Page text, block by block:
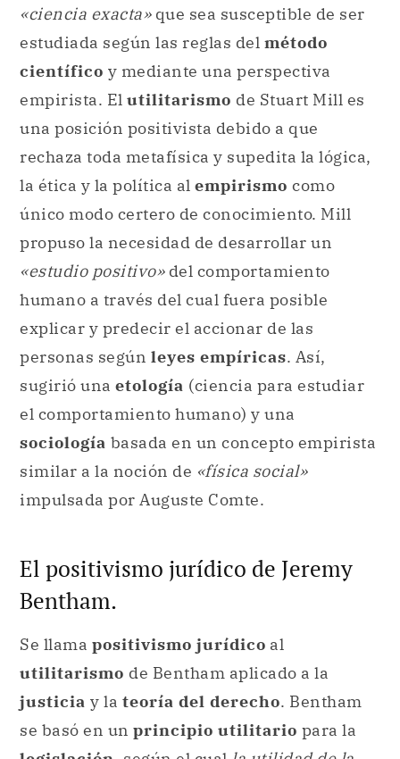
«ciencia exacta»que sea susceptible de ser
estudiada según las reglas del método
científico y mediante una perspectiva
empirista. El utilitarismo de Stuart Mill es
una posición positivista debido a que
rechaza toda metafísica y supedita la lógica,
la ética y la política al empirismo como
único modo certero de conocimiento. Mill
propuso la necesidad de desarrollar un
«estudio positivo»del comportamiento
humano a través del cual fuera posible
explicar y predecir el accionar de las
personas según leyes empíricas. Así,
sugirió una etología (ciencia para estudiar
el comportamiento humano) y una
sociología basada en un concepto empirista
similar a la noción de «física social»
impulsada por Auguste Comte.
El positivismo jurídico de Jeremy
Bentham.
Se llama positivismo jurídico al
utilitarismo de Bentham aplicado a la
justicia y la teoría del derecho. Bentham
se basó en un principio utilitario para la